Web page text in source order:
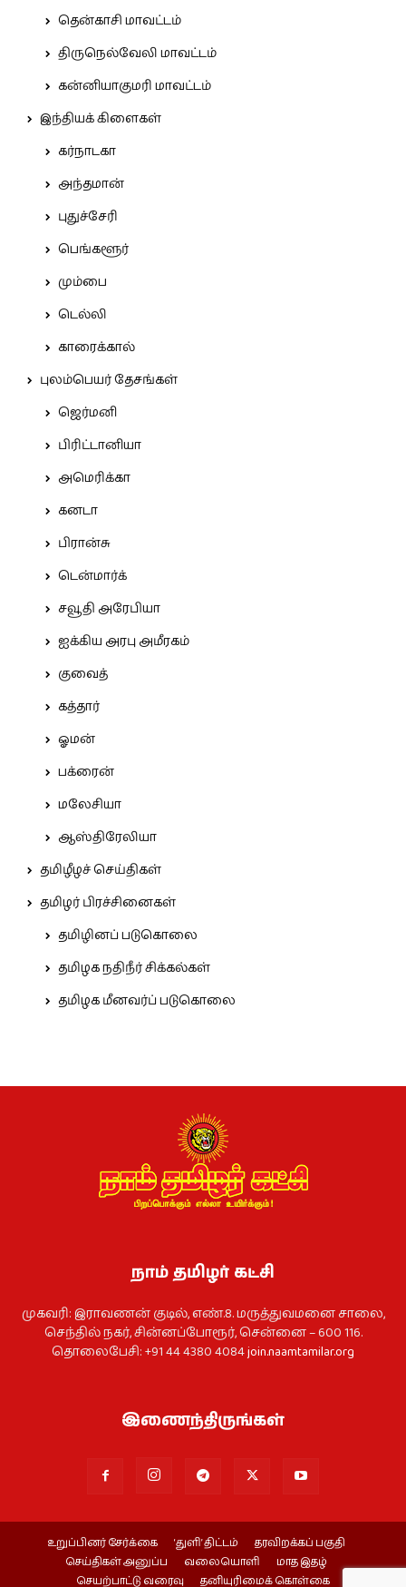
தென்காசி மாவட்டம்
திருநெல்வேலி மாவட்டம்
கன்னியாகுமரி மாவட்டம்
இந்தியக் கிளைகள்
கர்நாடகா
அந்தமான்
புதுச்சேரி
பெங்களூர்
மும்பை
டெல்லி
காரைக்கால்
புலம்பெயர் தேசங்கள்
ஜெர்மனி
பிரிட்டானியா
அமெரிக்கா
கனடா
பிரான்சு
டென்மார்க்
சவூதி அரேபியா
ஐக்கிய அரபு அமீரகம்
குவைத்
கத்தார்
ஓமன்
பக்ரைன்
மலேசியா
ஆஸ்திரேலியா
தமிழீழச் செய்திகள்
தமிழர் பிரச்சினைகள்
தமிழினப் படுகொலை
தமிழக நதிநீர் சிக்கல்கள்
தமிழக மீனவர்ப் படுகொலை
நாம் தமிழர் கட்சி
முகவரி: இராவணன் குடில், எண்.8. மருத்துவமனை சாலை,
செந்தில் நகர், சின்னப்போரூர், சென்னை – 600 116.
தொலைபேசி: +91 44 4380 4084join.naamtamilar.org
இணைந்திருங்கள்
உறுப்பினர் சேர்க்கை ‘துளி’ திட்டம்
தரவிறக்கப் பகுதி
செய்திகள் அனுப்ப
வலையொளி
மாத இதழ்
செயற்பாட்டு வரைவு
தனியுரிமைக் கொள்கை